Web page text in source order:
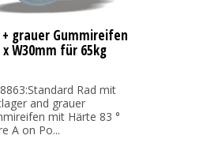
+ grauer Gummireifen
W30mm für 65kg
Rad mit
and grauer
mit Härte 83 °
A on Po...